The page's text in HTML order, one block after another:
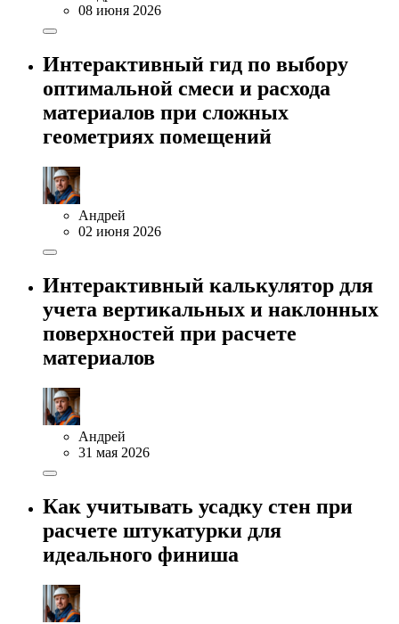
08 июня 2026
Интерактивный гид по выбору
оптимальной смеси и расхода
материалов при сложных
геометриях помещений
Андрей
02 июня 2026
Интерактивный калькулятор для
учета вертикальных и наклонных
поверхностей при расчете
материалов
Андрей
31 мая 2026
Как учитывать усадку стен при
расчете штукатурки для
идеального финиша